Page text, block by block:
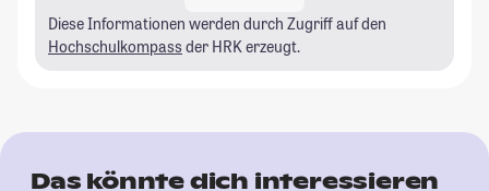
Diese Informationen werden durch Zugriff auf den
Hochschulkompass der HRK erzeugt.
Das könnte dich interessieren